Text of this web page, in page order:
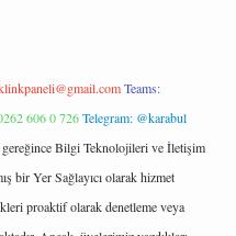
Teams:
606 0 726Telegram: @karabul
gereğince Bilgi Teknolojileri ve İletişim
bir Yer Sağlayıcı olarak hizmet
proaktif olarak denetleme veya